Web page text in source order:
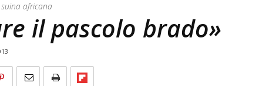
africana
il pascolo brado»